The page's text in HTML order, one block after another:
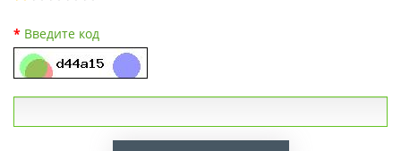
Введите код